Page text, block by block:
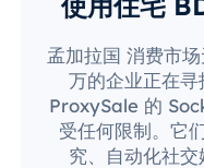
孟加拉国 消费市
万的企业正在
ProxySale 的
受任何限制。它
究、自动化社交